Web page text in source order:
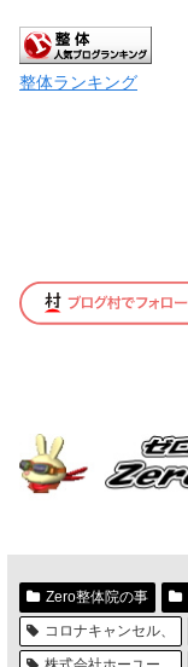
整体ランキング
Zero整体院の事
コロナキャンセル、